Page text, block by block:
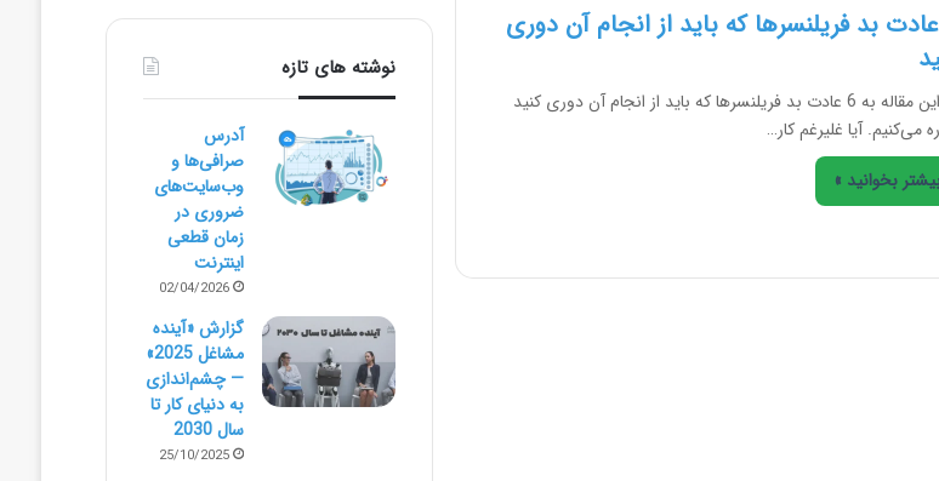
6 عادت بد فریلنسرها که باید از انجام آن دوری
در این مقاله به 6 عادت بد فریلنسرها که باید از انجام آن دوری کنید
می‌کنیم. آیا غلیرغم کار…
بخوانید »
نوشته های تازه
آدرس
صرافی‌ها و
وب‌سایت‌های
ضروری در
زمان قطعی
اینترنت
02/04/2026
گزارش «آینده
مشاغل 2025»
— چشم‌اندازی
به دنیای کار تا
سال 2030
25/10/2025